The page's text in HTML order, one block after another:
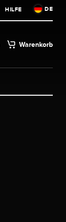
HILFE DE
Warenkorb